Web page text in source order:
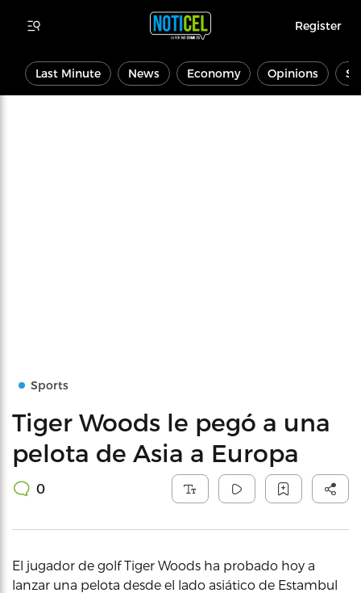
Register
Last Minute News Economy Opinions
Sports
Tiger Woods le pegó a una
pelota de Asia a Europa
0
El jugador de golf Tiger Woods ha probado hoy a
lanzar una pelota desde el lado asiático de Estambul